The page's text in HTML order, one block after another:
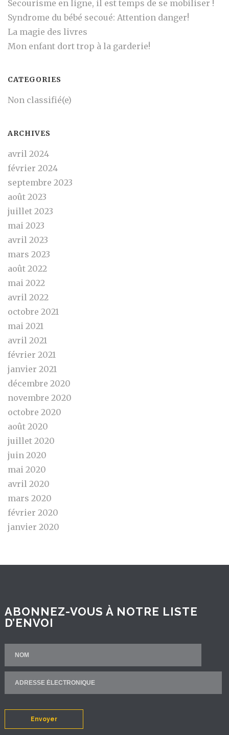
Secourisme en ligne, il est temps de se mobiliser !
Syndrome du bébé secoué: Attention danger!
La magie des livres
Mon enfant dort trop à la garderie!
CATEGORIES
Non classifié(e)
ARCHIVES
avril 2024
février 2024
septembre 2023
août 2023
juillet 2023
mai 2023
avril 2023
mars 2023
août 2022
mai 2022
avril 2022
octobre 2021
mai 2021
avril 2021
février 2021
janvier 2021
décembre 2020
novembre 2020
octobre 2020
août 2020
juillet 2020
juin 2020
mai 2020
avril 2020
mars 2020
février 2020
janvier 2020
ABONNEZ-VOUS À NOTRE LISTE
D’ENVOI
Envoyer